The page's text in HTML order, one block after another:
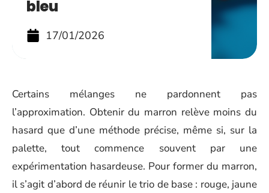
bleu
17/01/2026
Certains mélanges ne pardonnent pas
l’approximation. Obtenir du marron relève moins du
hasard que d’une méthode précise, même si, sur la
palette, tout commence souvent par une
expérimentation hasardeuse. Pour former du marron,
il s’agit d’abord de réunir le trio de base : rouge, jaune